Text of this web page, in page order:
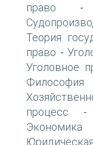
право
Теория
право -
Уголовное
Философия
процесс
Экономика